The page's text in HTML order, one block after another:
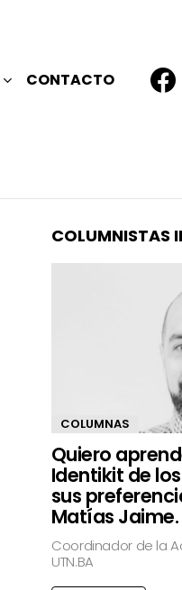
CONTACTO
COLUMNISTAS
COLUMNAS
Quiero
Identikit de
sus
Matías Jaime.
Coordinador de la
UTN.BA